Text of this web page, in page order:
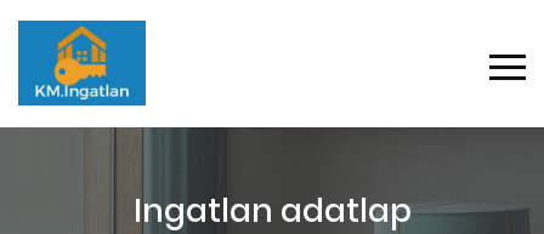
Ingatlan adatlap